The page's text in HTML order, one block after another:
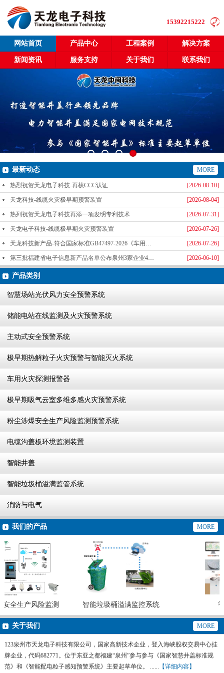
15392215222
网站首页 产品中心 工程案例 解决方案
新闻资讯 服务支持 关于我们 联系我们
最新动态 MORE
[2026-08-10]
热烈祝贺天龙电子科技-再获CCC认证
[2026-08-04]
天龙科技-线缆火灾极早期预警装置
[2026-07-31]
热列祝贺天龙电子科技再添一项发明专利技术
[2026-07-26]
天龙电子科技-线缆极早期火灾预警装置
[2026-07-26]
天龙科技新产品-符合国家标准GB47497-2026《车用火灾探测报警器》标准发布
[2026-06-10]
第三批福建省电子信息新产品名单公布泉州3家企业4款产品成功入选-泉州天龙科技
产品类别
智慧场站光伏风力安全预警系统
储能电站在线监测及火灾预警系统
主动式安全预警系统
极早期热解粒子火灾预警与智能灭火系统
车用火灾探测报警器
极早期吸气云室多维多感火灾预警系统
粉尘涉爆安全生产风险监测预警系统
电缆沟盖板环境监测装置
智能井盖
智能垃圾桶溢满监管系统
消防与电气
我们的产品 MORE
全生产风险监测
系统
智能垃圾桶溢满监控系统
关于我们 MORE
123泉州市天龙电子科技有限公司，国家高新技术企业，登入海峡股权交易中心挂
牌企业，代码682771。位于东亚之都福建“泉州”参与参与《国家智慧井盖标准规
范》和《智能配电粒子感知预警系统》主要起草单位。 ...... 【详细内容】